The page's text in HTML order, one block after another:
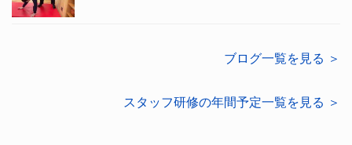
ブログ一覧を見る ＞
スタッフ研修の年間予定一覧を見る ＞